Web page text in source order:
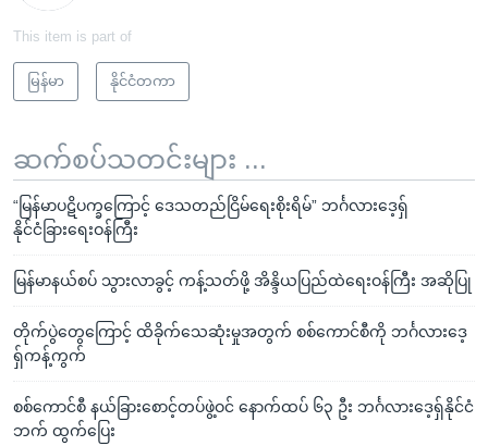
This item is part of
မြန်မာ နိုင်ငံတကာ
ဆက်စပ်သတင်းများ ...
“မြန်မာပဋိပက္ခကြောင့် ဒေသတည်ငြိမ်ရေးစိုးရိမ်” ဘင်္ဂလားဒေ့ရှ်
နိုင်ငံခြားရေးဝန်ကြီး
မြန်မာနယ်စပ် သွားလာခွင့် ကန့်သတ်ဖို့ အိန္ဒိယပြည်ထဲရေးဝန်ကြီး အဆိုပြု
တိုက်ပွဲတွေကြောင့် ထိခိုက်သေဆုံးမှုအတွက် စစ်ကောင်စီကို ဘင်္ဂလားဒေ့
ရှ်ကန့်ကွက်
စစ်ကောင်စီ နယ်ခြားစောင့်တပ်ဖွဲ့ဝင် နောက်ထပ် ၆၃ ဦး ဘင်္ဂလားဒေ့ရှ်နိုင်ငံ
ဘက် ထွက်ပြေး